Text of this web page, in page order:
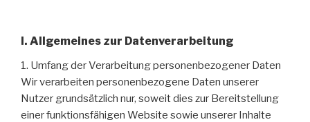
I. Allgemeines zur Datenverarbeitung
1. Umfang der Verarbeitung personenbezogener Daten
Wir verarbeiten personenbezogene Daten unserer
Nutzer grundsätzlich nur, soweit dies zur Bereitstellung
einer funktionsfähigen Website sowie unserer Inhalte